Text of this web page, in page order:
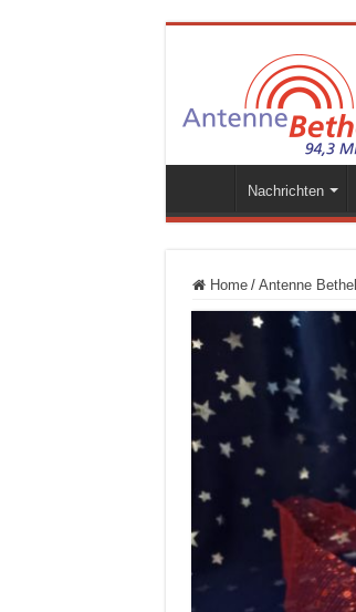
Nachrichten
Home / Antenne Bethel